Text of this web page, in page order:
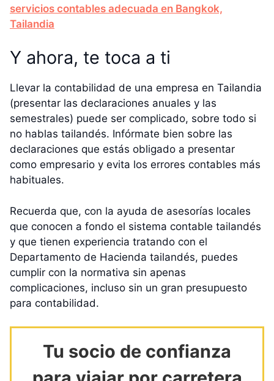
servicios contables adecuada en Bangkok,
Tailandia
Y ahora, te toca a ti
Llevar la contabilidad de una empresa en Tailandia
(presentar las declaraciones anuales y las
semestrales) puede ser complicado, sobre todo si
no hablas tailandés. Infórmate bien sobre las
declaraciones que estás obligado a presentar
como empresario y evita los errores contables más
habituales.
Recuerda que, con la ayuda de asesorías locales
que conocen a fondo el sistema contable tailandés
y que tienen experiencia tratando con el
Departamento de Hacienda tailandés, puedes
cumplir con la normativa sin apenas
complicaciones, incluso sin un gran presupuesto
para contabilidad.
Tu socio de confianza